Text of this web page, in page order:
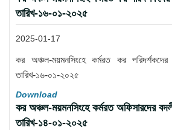
তারিখ-১৬-০১-২০২৫
2025-01-17
কর অঞ্চল-ময়মনসিংহে কর্মরত কর
তারিখ-১৬-০১-২০২৫
Download
কর অঞ্চল-ময়মনসিংহে কর্মরত অফিসারদের
তারিখ-১৪-০১-২০২৫